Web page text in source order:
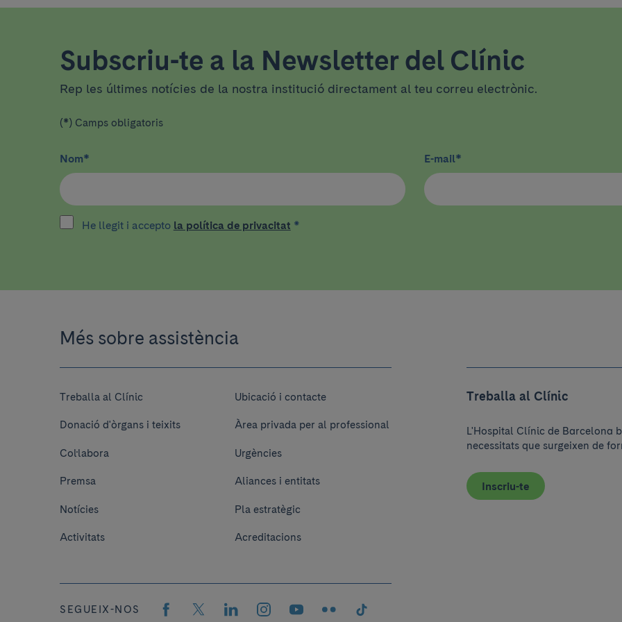
Subscriu-te a la Newsletter del Clínic
Rep les últimes notícies de la nostra institució directament al teu correu electrònic.
(*) Camps obligatoris
Nom* E-mail*
He llegit i accepto la política de privacitat *
Més sobre assistència
Treballa al Clínic
Donació d'òrgans i teixits
Col·labora
Premsa
Notícies
Activitats
Ubicació i contacte
Àrea privada per al professional
Urgències
Aliances i entitats
Pla estratègic
Acreditacions
Treballa al Clínic
L'Hospital Clínic de Barcelona
necessitats que surgeixen de
Inscriu-te
SEGUEIX-NOS